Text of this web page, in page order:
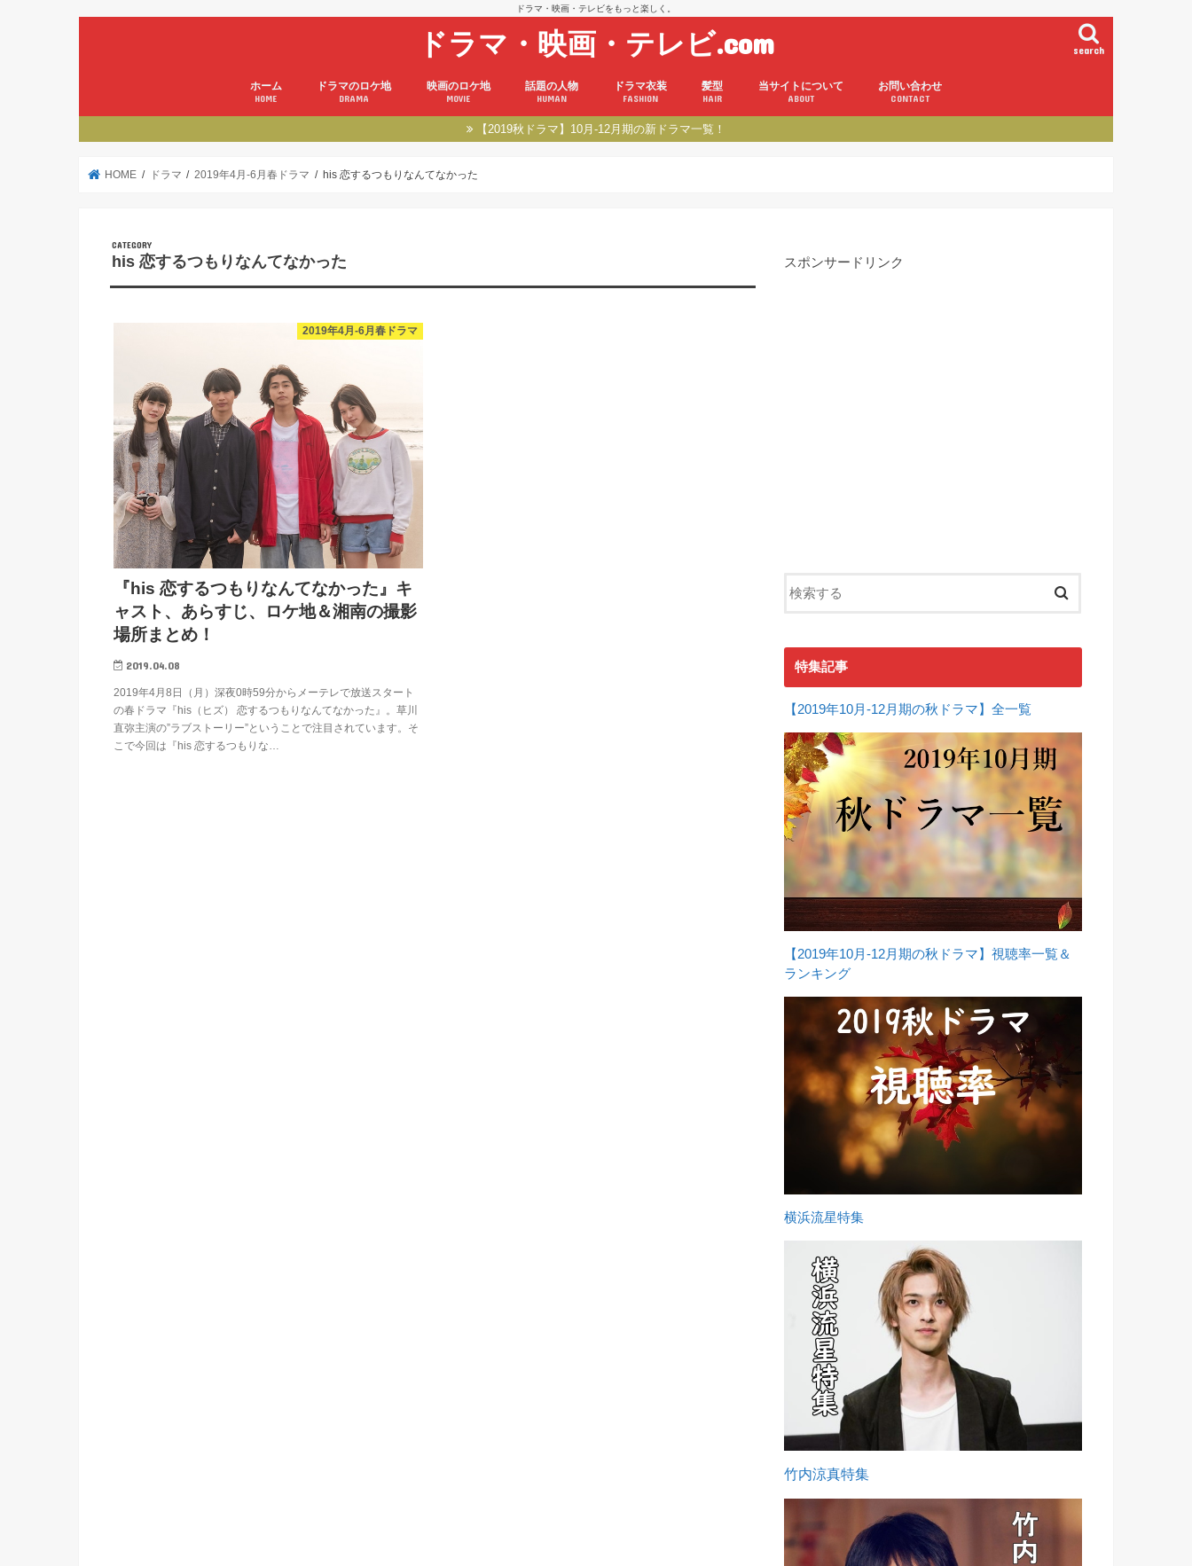
ドラマ・映画・テレビをもっと楽しく。
ドラマ・映画・テレビ.com search
ホーム
HOME
ドラマのロケ地
DRAMA
映画のロケ地
MOVIE
話題の人物
HUMAN
ドラマ衣装
FASHION
髪型
HAIR
当サイトについて
ABOUT
お問い合わせ
CONTACT
【2019秋ドラマ】10月-12月期の新ドラマ一覧！
HOME ドラマ 2019年4月-6月春ドラマ his 恋するつもりなんてなかった
his 恋するつもりなんてなかった
2019年4月-6月春ドラマ
『his 恋するつもりなんてなかった』キ
ャスト、あらすじ、ロケ地＆湘南の撮影
場所まとめ！
2019.04.08
2019年4月8日（月）深夜0時59分からメーテレで放送スタート
の春ドラマ『his（ヒズ） 恋するつもりなんてなかった』。草川
直弥主演の”ラブストーリー”ということで注目されています。そ
こで今回は『his 恋するつもりな…
スポンサードリンク
特集記事
【2019年10月-12月期の秋ドラマ】全一覧
【2019年10月-12月期の秋ドラマ】視聴率一覧＆
ランキング
横浜流星特集
竹内涼真特集